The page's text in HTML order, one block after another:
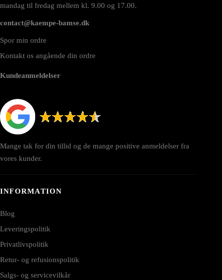
mandag til fredag mellem kl. 9.00 og 17.00.
contact@kaempe-bamse.dk
Spor min ordre
Kontakt os angående din ordre
Kundeanmeldelser
Mange tak for din tillid og de mange positive anmeldelser fra
vores kunder.
INFORMATION
Blog
Leveringspolitik
Privatlivspolitik
Retur- og refusionspolitik
Salgs- og servicevilkår